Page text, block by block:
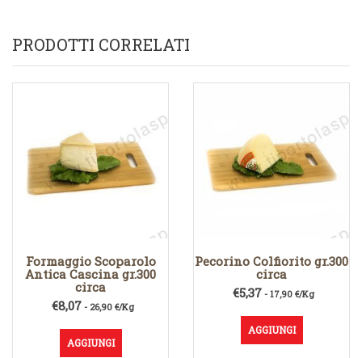
PRODOTTI CORRELATI
Formaggio Scoparolo
Antica Cascina gr.300
circa
€8,07- 26,90 €/Kg
AGGIUNGI
Pecorino Colfiorito gr.300
circa
€5,37 - 17,90 €/Kg
AGGIUNGI